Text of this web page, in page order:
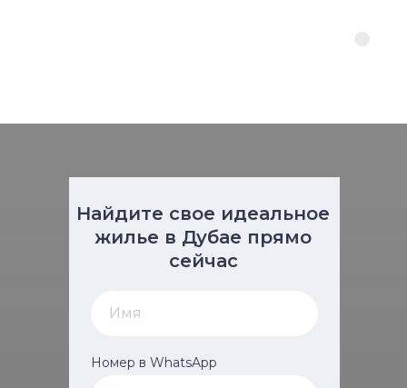
Найдите свое идеальное
жилье в Дубае прямо
сейчас
Номер в WhatsApp